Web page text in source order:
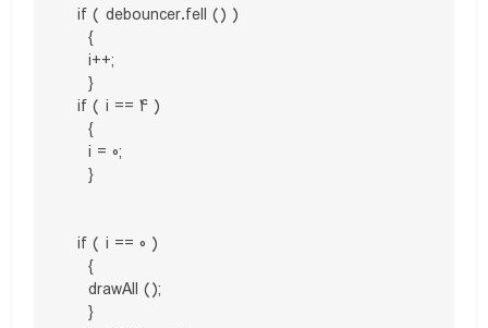
  if ( debouncer.fell () )
    {
    i++;
    }
  if ( i == 4 )
    {
    i = 0;
    }
  if ( i == 0 )
    {
    drawAll ();
    }